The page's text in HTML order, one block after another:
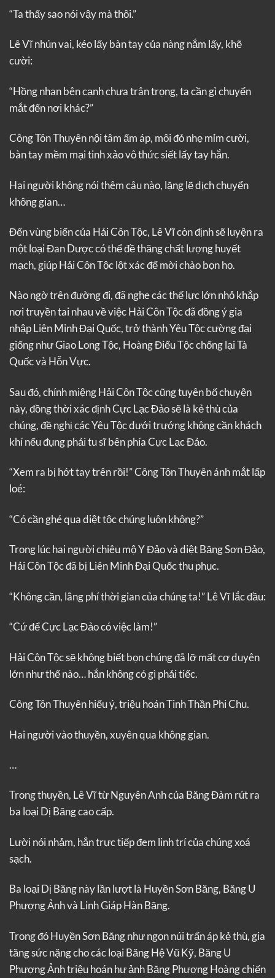
“Ta thấy sao nói vậy mà thôi.”
Lê Vĩ nhún vai, kéo lấy bàn tay của nàng nắm lấy, khẽ
cười:
“Hồng nhan bên cạnh chưa trân trọng, ta cần gì chuyển
mắt đến nơi khác?”
Công Tôn Thuyên nội tâm ấm áp, môi đỏ nhẹ mỉm cười,
bàn tay mềm mại tinh xảo vô thức siết lấy tay hắn.
Hai người không nói thêm câu nào, lặng lẽ dịch chuyển
không gian…
Đến vùng biển của Hải Côn Tộc, Lê Vĩ còn định sẽ luyện ra
một loại Đan Dược có thể đề thăng chất lượng huyết
mạch, giúp Hải Côn Tộc lột xác để mời chào bọn họ.
Nào ngờ trên đường đi, đã nghe các thế lực lớn nhỏ khắp
nơi truyền tai nhau về việc Hải Côn Tộc đã đồng ý gia
nhập Liên Minh Đại Quốc, trở thành Yêu Tộc cường đại
giống như Giao Long Tộc, Hoàng Điểu Tộc chống lại Tà
Quốc và Hỗn Vực.
Sau đó, chính miệng Hải Côn Tộc cũng tuyên bố chuyện
này, đồng thời xác định Cực Lạc Đảo sẽ là kẻ thù của
chúng, đề nghị các Yêu Tộc dưới trướng không cần khách
khí nếu đụng phải tu sĩ bên phía Cực Lạc Đảo.
“Xem ra bị hớt tay trên rồi!” Công Tôn Thuyên ánh mắt lấp
loé:
“Có cần ghé qua diệt tộc chúng luôn không?”
Trong lúc hai người chiêu mộ Y Đảo và diệt Băng Sơn Đảo,
Hải Côn Tộc đã bị Liên Minh Đại Quốc thu phục.
“Không cần, lãng phí thời gian của chúng ta!” Lê Vĩ lắc đầu:
“Cứ để Cực Lạc Đảo có việc làm!”
Hải Côn Tộc sẽ không biết bọn chúng đã lỡ mất cơ duyên
lớn như thế nào… hắn không có gì phải tiếc.
Công Tôn Thuyên hiểu ý, triệu hoán Tinh Thần Phi Chu.
Hai người vào thuyền, xuyên qua không gian.
…
Trong thuyền, Lê Vĩ từ Nguyên Anh của Băng Đàm rút ra
ba loại Dị Băng cao cấp.
Lười nói nhảm, hắn trực tiếp đem linh trí của chúng xoá
sạch.
Ba loại Dị Băng này lần lượt là Huyền Sơn Băng, Băng U
Phượng Ảnh và Linh Giáp Hàn Băng.
Trong đó Huyền Sơn Băng như ngọn núi trấn áp kẻ thù, gia
tăng sức nặng cho các loại Băng Hệ Vũ Kỹ, Băng U
Phượng Ảnh triệu hoán hư ảnh Băng Phượng Hoàng chiến